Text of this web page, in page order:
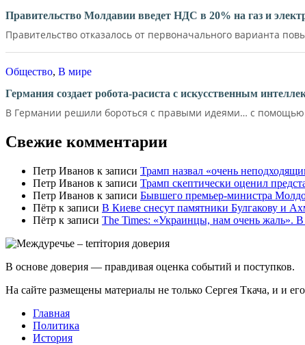
Правительство Молдавии введет НДС в 20% на газ и
Правительство отказалось от первоначального варианта
Общество, В мире
Германия создает робота-расиста с искусственным
В Германии решили бороться с правыми идеями… с помощью
Свежие комментарии
Петр Иванов к записи Трамп назвал «очень
Петр Иванов к записи Трамп скептически оценил
Петр Иванов к записи Бывшего премьер-министра
Пётр к записи В Киеве снесут памятники Булгакову и
Пётр к записи Тhe Times: «Украинцы, нам очень жаль».
В основе доверия — правдивая оценка событий и поступков.
На сайте размещены материалы не только Сергея Ткача, и и
Главная
Политика
История